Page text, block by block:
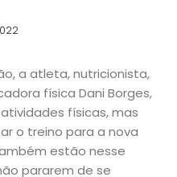
a atleta, nutricionista,
física Dani Borges,
físicas, mas
o treino para a nova
estão nesse
pararem de se